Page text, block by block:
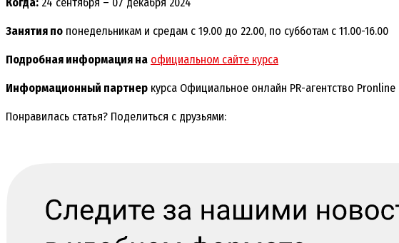
Занятия по понедельникам и средам с 19.00 до 22.00, по субботам с 11.00-16.00
Подробная информация на официальном сайте курса
Информационный партнер курса Официальное онлайн PR-агентство Pronline
Понравилась статья? Поделиться с друзьями: